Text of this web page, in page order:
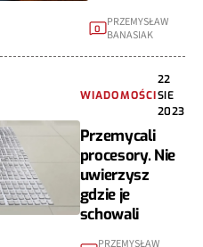
0 PRZEMYSŁAW
BANASIAK
WIADOMOŚCI
22
SIE
2023
Przemycali
procesory. Nie
uwierzysz
gdzie je
schowali
PRZEMYSŁAW